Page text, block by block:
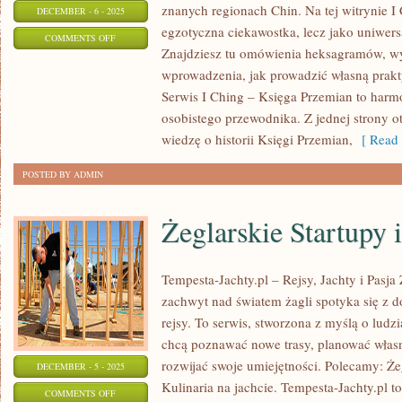
DECEMBER - 6 - 2025
COMMENTS OFFON
znanych regionach Chin. Na tej witrynie
egzotyczna ciekawostka, lecz jako
Znajdziesz tu omówienia heksagramów,
wprowadzenia, jak prowadzić własną
Serwis I Ching – Księga Przemian to
osobistego przewodnika. Z jednej strony
wiedzę o historii Księgi Przemian, [
POSTED BY ADMIN
DECEMBER - 5 - 2025
COMMENTS OFFON
Żeglarskie Startupy
Tempesta-Jachty.pl – Rejsy, Jachty i
zachwyt nad światem żagli spotyka się z
rejsy. To serwis, stworzona z myślą o
chcą poznawać nowe trasy, planować
rozwijać swoje umiejętności. Polecamy:
Kulinaria na jachcie. Tempesta-Jachty.pl